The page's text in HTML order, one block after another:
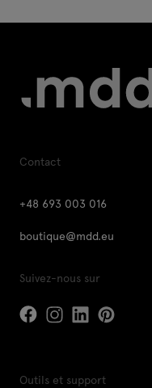
Contact
+48 693 003 016
boutique@mdd.eu
Suivez-nous sur
Outils et support